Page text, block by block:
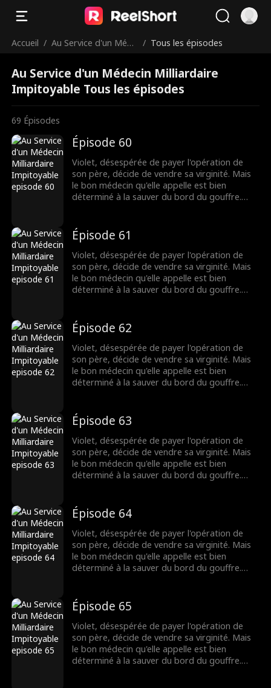
Accueil / Au Service d'un Méde
oyable
/ Tous les épisodes
Au Service d'un Médecin Milliardaire
Impitoyable Tous les épisodes
69 Épisodes
Épisode 60
Violet, désespérée de payer l'opération de
son père, décide de vendre sa virginité. Mais
le bon médecin qu'elle appelle est bien
déterminé à la sauver du bord du gouffre.
même s'il pensait au départ qu'elle n'était
qu'une chercheuse d'or. Lorsque leurs plus
sombres secrets éclatent au grand jour, leur
lien fragile pourra-t-il survivre ?
Épisode 61
Violet, désespérée de payer l'opération de
son père, décide de vendre sa virginité. Mais
le bon médecin qu'elle appelle est bien
déterminé à la sauver du bord du gouffre.
même s'il pensait au départ qu'elle n'était
qu'une chercheuse d'or. Lorsque leurs plus
sombres secrets éclatent au grand jour, leur
lien fragile pourra-t-il survivre ?
Épisode 62
Violet, désespérée de payer l'opération de
son père, décide de vendre sa virginité. Mais
le bon médecin qu'elle appelle est bien
déterminé à la sauver du bord du gouffre.
même s'il pensait au départ qu'elle n'était
qu'une chercheuse d'or. Lorsque leurs plus
sombres secrets éclatent au grand jour, leur
lien fragile pourra-t-il survivre ?
Épisode 63
Violet, désespérée de payer l'opération de
son père, décide de vendre sa virginité. Mais
le bon médecin qu'elle appelle est bien
déterminé à la sauver du bord du gouffre.
même s'il pensait au départ qu'elle n'était
qu'une chercheuse d'or. Lorsque leurs plus
sombres secrets éclatent au grand jour, leur
lien fragile pourra-t-il survivre ?
Épisode 64
Violet, désespérée de payer l'opération de
son père, décide de vendre sa virginité. Mais
le bon médecin qu'elle appelle est bien
déterminé à la sauver du bord du gouffre.
même s'il pensait au départ qu'elle n'était
qu'une chercheuse d'or. Lorsque leurs plus
sombres secrets éclatent au grand jour, leur
lien fragile pourra-t-il survivre ?
Épisode 65
Violet, désespérée de payer l'opération de
son père, décide de vendre sa virginité. Mais
le bon médecin qu'elle appelle est bien
déterminé à la sauver du bord du gouffre.